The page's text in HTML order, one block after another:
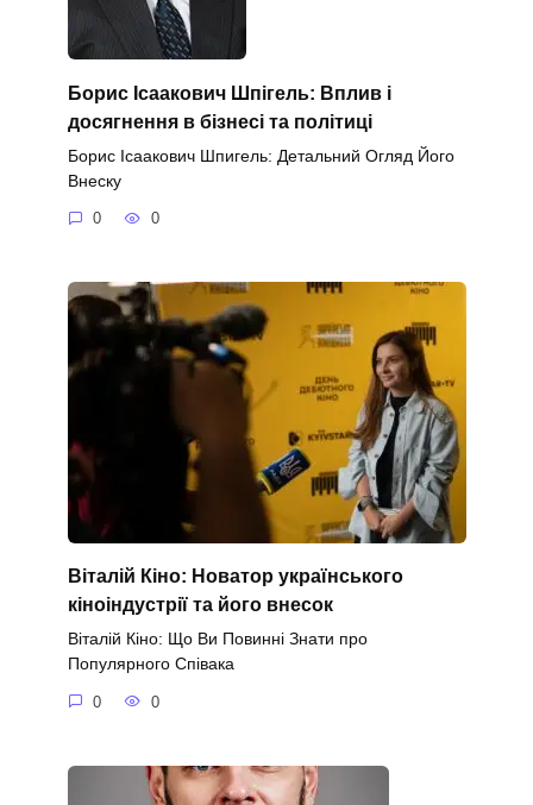
Борис Ісаакович Шпігель: Вплив і
досягнення в бізнесі та політиці
Борис Ісаакович Шпигель: Детальний Огляд Його
Внеску
0 0
Віталій Кіно: Новатор українського
кіноіндустрії та його внесок
Віталій Кіно: Що Ви Повинні Знати про
Популярного Співака
0 0